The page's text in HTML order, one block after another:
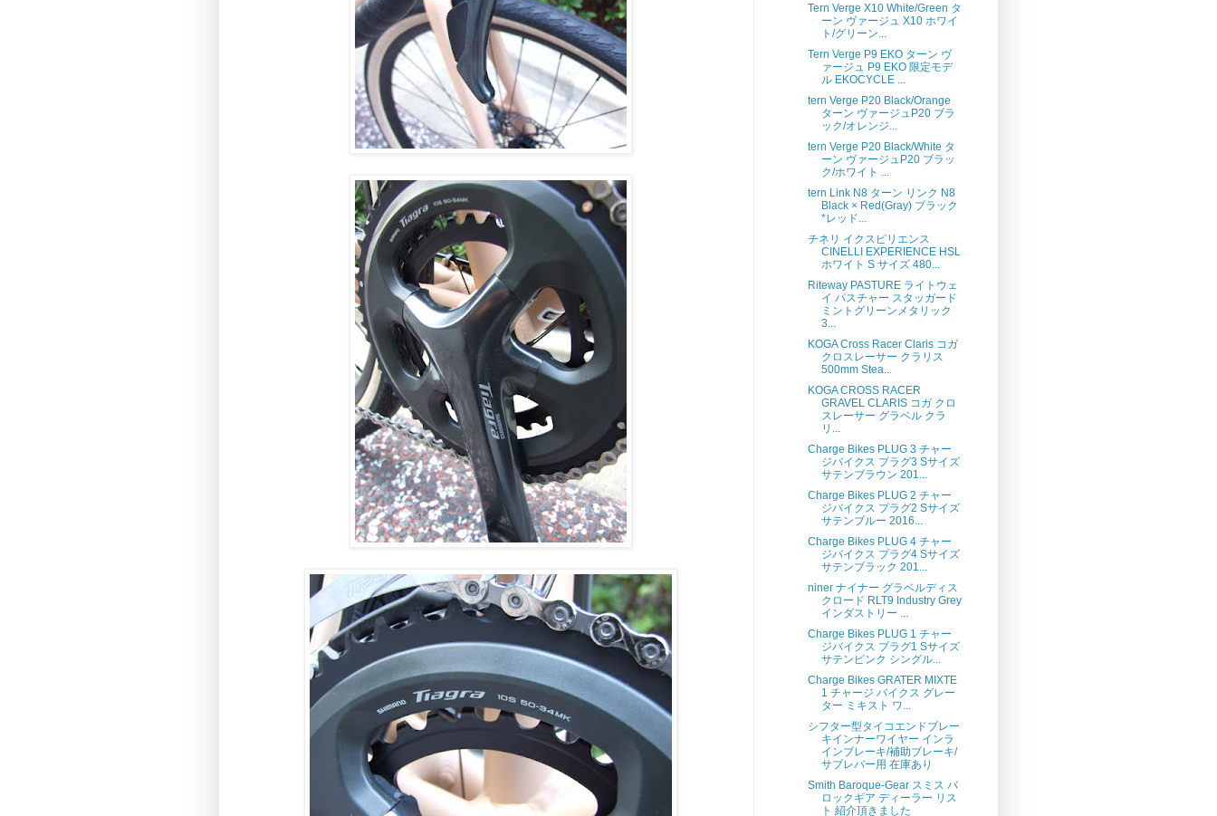
Tern Verge X10 White/Green タ
ーン ヴァージュ X10 ホワイ
ト/グリーン...
Tern Verge P9 EKO ターン ヴ
ァージュ P9 EKO 限定モデ
ル EKOCYCLE ...
tern Verge P20 Black/Orange
ターン ヴァージュP20 ブラ
ック/オレンジ...
tern Verge P20 Black/White タ
ーン ヴァージュP20 ブラッ
ク/ホワイト ...
tern Link N8 ターン リンク N8
Black × Red(Gray) ブラック
*レッド...
チネリ イクスピリエンス
CINELLI EXPERIENCE HSL
ホワイト S サイズ 480...
Riteway PASTURE ライトウェ
イ パスチャー スタッガード
ミントグリーンメタリック
3...
KOGA Cross Racer Claris コガ
クロスレーサー クラリス
500mm Stea...
KOGA CROSS RACER
GRAVEL CLARIS コガ クロ
スレーサー グラベル クラ
リ...
Charge Bikes PLUG 3 チャー
ジバイクス プラグ3 Sサイズ
サテンブラウン 201...
Charge Bikes PLUG 2 チャー
ジバイクス プラグ2 Sサイズ
サテンブルー 2016...
Charge Bikes PLUG 4 チャー
ジバイクス プラグ4 Sサイズ
サテンブラック 201...
niner ナイナー グラベルディス
クロード RLT9 Industry Grey
インダストリー ...
Charge Bikes PLUG 1 チャー
ジバイクス プラグ1 Sサイズ
サテンピンク シングル...
Charge Bikes GRATER MIXTE
1 チャージ バイクス グレー
ター ミキスト ワ...
シフター型タイコエンドブレー
キインナーワイヤー インラ
インブレーキ/補助ブレーキ/
サブレバー用 在庫あり
Smith Baroque-Gear スミス バ
ロックギア ディーラー リス
ト 紹介頂きました